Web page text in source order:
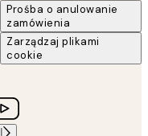
Prośba o anulowanie
zamówienia
Zarządzaj plikami
cookie